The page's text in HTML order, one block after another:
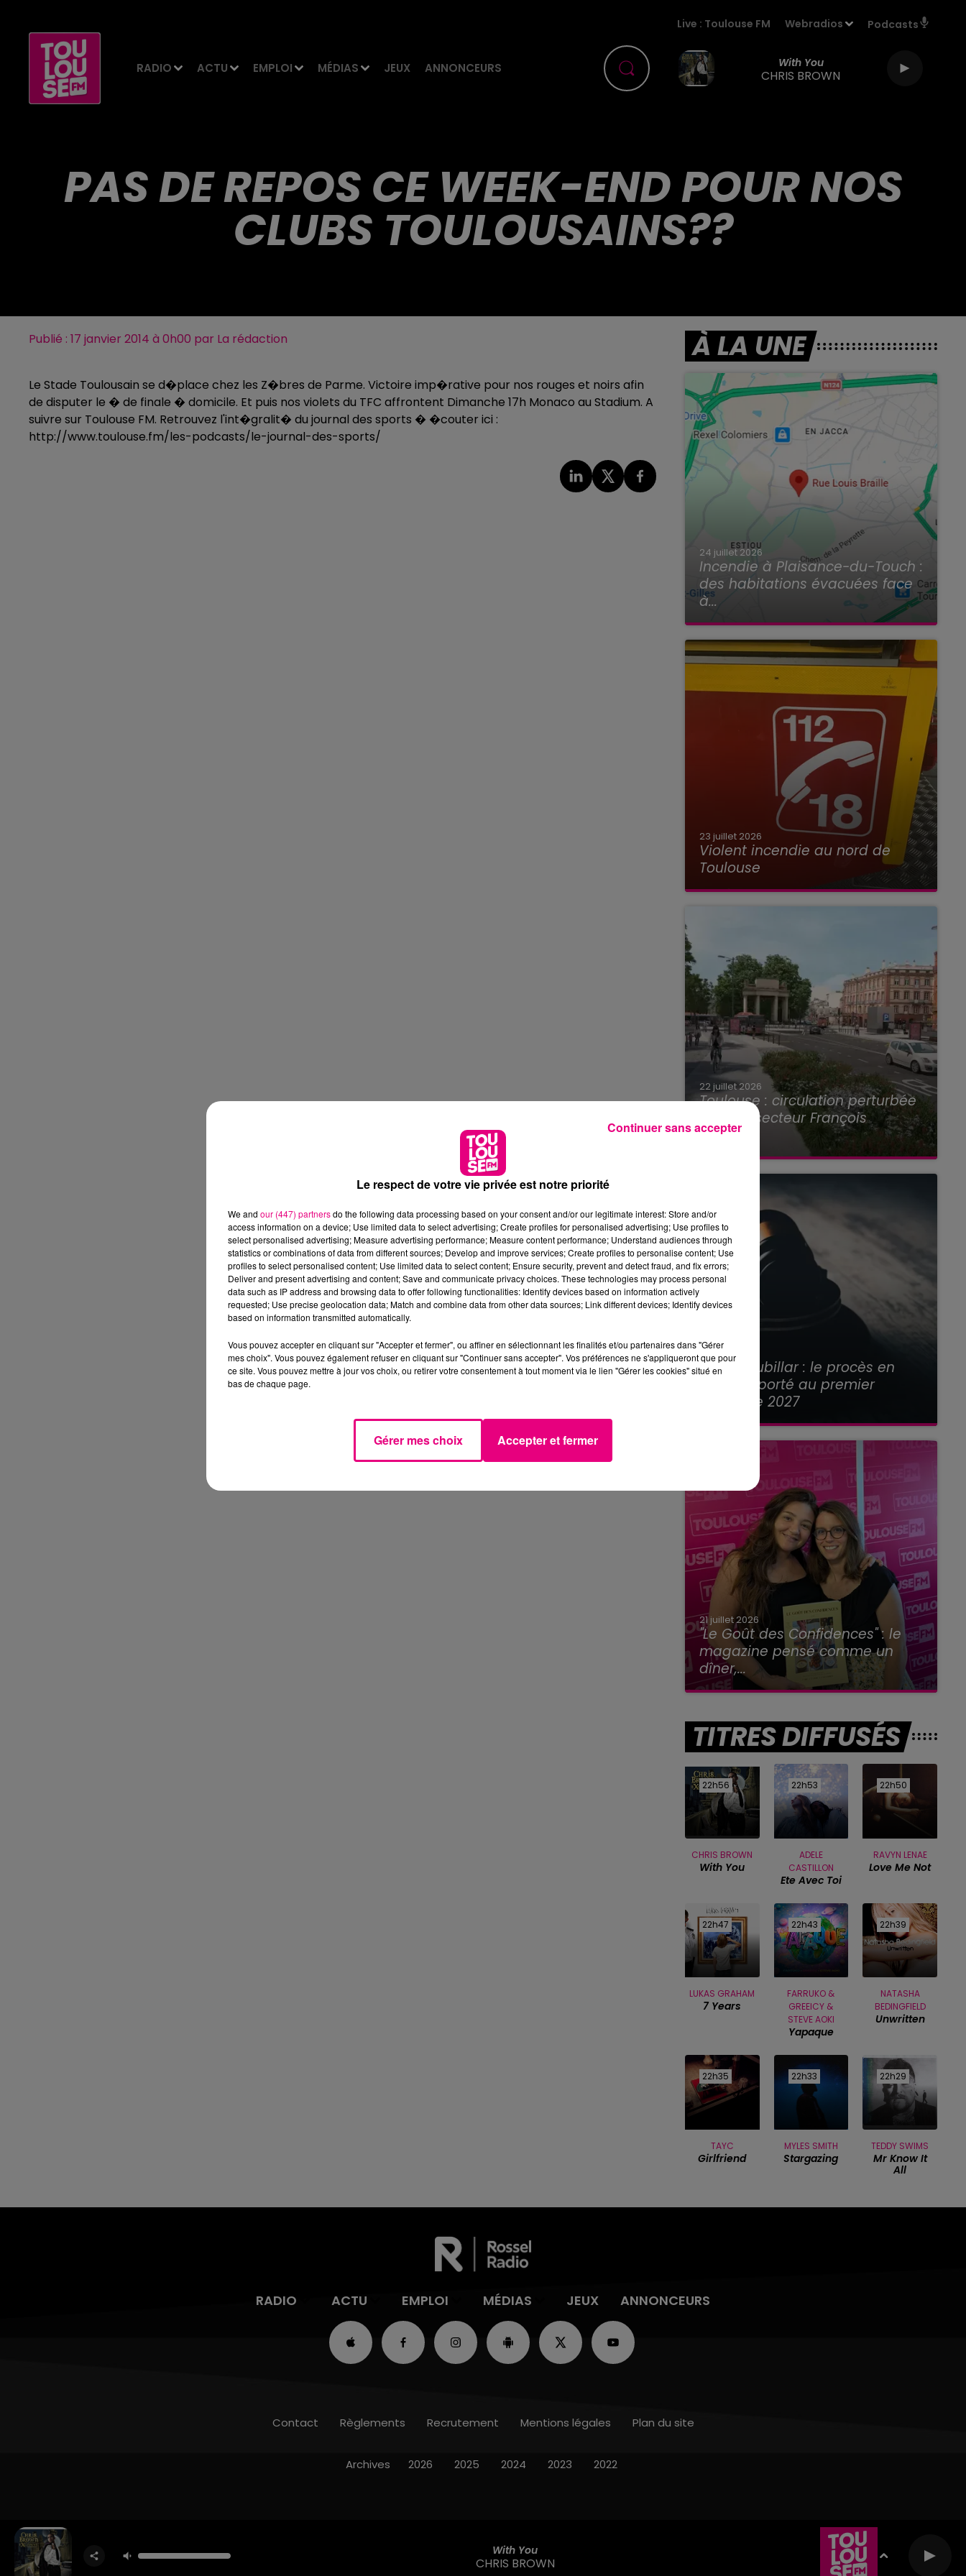
RADIO ACTU EMPLOI MÉDIAS JEUX ANNONCEURS
Live : Toulouse FM Webradios Podcasts
With You
CHRIS BROWN
PAS DE REPOS CE WEEK-END POUR NOS
CLUBS TOULOUSAINS??
Publié : 17 janvier 2014 à 0h00 par La rédaction
Le Stade Toulousain se d�place chez les Z�bres de Parme. Victoire imp�rative pour nos rouges et noirs afin
de disputer le � de finale � domicile. Et puis nos violets du TFC affrontent Dimanche 17h Monaco au Stadium. A
suivre sur Toulouse FM. Retrouvez l'int�gralit� du journal des sports � �couter ici :
http://www.toulouse.fm/les-podcasts/le-journal-des-sports/
À LA UNE
24 juillet 2026
Incendie à Plaisance-du-Touch :
des habitations évacuées face
à...
23 juillet 2026
Violent incendie au nord de
Toulouse
22 juillet 2026
Toulouse : circulation perturbée
dans le secteur François
Verdier...
21 juillet 2026
Affaire Jubillar : le procès en
appel reporté au premier
semestre 2027
21 juillet 2026
"Le Goût des Confidences" : le
magazine pensé comme un
dîner,...
TITRES DIFFUSÉS
22h56
22h56
CHRIS BROWN
With You
22h53
22h53
ADELE
CASTILLON
Ete Avec Toi
22h50
22h50
RAVYN LENAE
Love Me Not
22h47
22h47
LUKAS GRAHAM
7 Years
22h43
22h43
FARRUKO &
GREEICY &
STEVE AOKI
Yapaque
22h39
22h39
NATASHA
BEDINGFIELD
Unwritten
22h35
22h35
TAYC
Girlfriend
22h33
22h33
MYLES SMITH
Stargazing
22h29
22h29
TEDDY SWIMS
Mr Know It
All
RADIO ACTU EMPLOI MÉDIAS JEUX ANNONCEURS
With You
CHRIS BROWN
Contact Règlements Recrutement Mentions légales Plan du site
Archives 2026 2025 2024 2023 2022
Le respect de votre vie privée est notre priorité
We and our (447) partnersdo the following data processing based on your consent and/or our legitimate interest: Store and/or
access information on a device; Use limited data to select advertising; Create profiles for personalised advertising; Use profiles to
select personalised advertising; Measure advertising performance; Measure content performance; Understand audiences through
statistics or combinations of data from different sources; Develop and improve services; Create profiles to personalise content; Use
profiles to select personalised content; Use limited data to select content; Ensure security, prevent and detect fraud, and fix errors;
Deliver and present advertising and content; Save and communicate privacy choices. These technologies may process personal
data such as IP address and browsing data to offer following functionalities: Identify devices based on information actively
requested; Use precise geolocation data; Match and combine data from other data sources; Link different devices; Identify devices
based on information transmitted automatically.
Vous pouvez accepter en cliquant sur "Accepter et fermer", ou affiner en sélectionnant les finalités et/ou partenaires dans "Gérer
mes choix". Vous pouvez également refuser en cliquant sur "Continuer sans accepter". Vos préférences ne s'appliqueront que pour
ce site. Vous pouvez mettre à jour vos choix, ou retirer votre consentement à tout moment via le lien "Gérer les cookies" situé en
bas de chaque page.
Gérer mes choix Accepter et fermer
Continuer sans accepter